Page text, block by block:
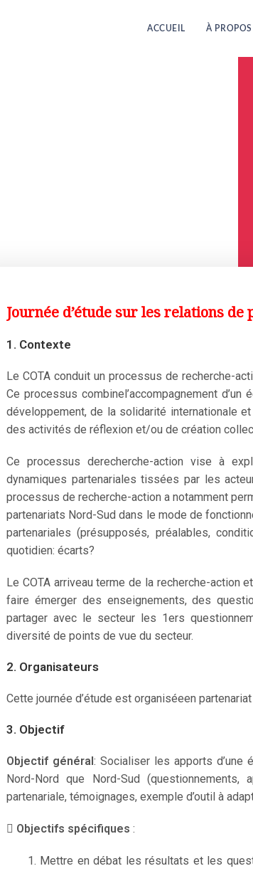
ACCUEIL À PROPOS
Journée d’étude sur les relations
1. Contexte
Le COTA conduit un processus de recherche-
Ce processus combinel’accompagnement
développement, de la solidarité internationale
des activités de réflexion et/ou de création
Ce processus derecherche-action vise à
dynamiques partenariales tissées par les
processus de recherche-action a notamment
partenariats Nord-Sud dans le mode de
partenariales (présupposés, préalables,
quotidien: écarts?
Le COTA arriveau terme de la recherche-action
faire émerger des enseignements, des
partager avec le secteur les 1ers
diversité de points de vue du secteur.
2. Organisateurs
Cette journée d’étude est organiséeen partenariat
3. Objectif
Objectif général: Socialiser les apports d’une
Nord-Nord que Nord-Sud
partenariale, témoignages, exemple d’outil à
 Objectifs spécifiques :
1. Mettre en débat les résultats et les